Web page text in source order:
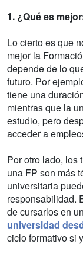
1. ¿Qué es
Lo cierto es que
mejor la
depende de lo
futuro. Por
tiene una
mientras que la
estudio, pero
acceder a
Por otro lado, los
una FP son más
universitaria
responsabilidad.
de cursarlos en
universidad
ciclo formativo si